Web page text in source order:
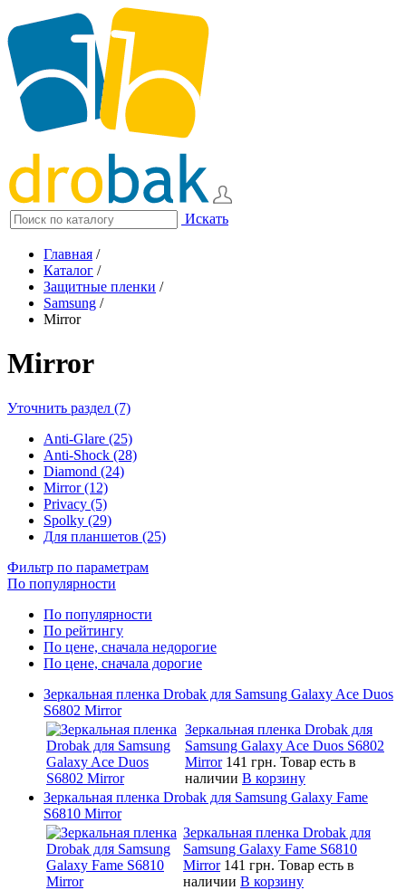
Искать
Главная /
Каталог /
Защитные пленки /
Samsung /
Mirror
Mirror
Уточнить раздел (7)
Anti-Glare (25)
Anti-Shock (28)
Diamond (24)
Mirror (12)
Privacy (5)
Spolky (29)
Для планшетов (25)
Фильтр по параметрам
По популярности
По популярности
По рейтингу
По цене, сначала недорогие
По цене, сначала дорогие
Зеркальная пленка Drobak для Samsung Galaxy Ace Duos
S6802 Mirror
Зеркальная пленка Drobak для
Samsung Galaxy Ace Duos S6802
Mirror 141 грн. Товар есть в
наличии В корзину
Зеркальная пленка Drobak для Samsung Galaxy Fame
S6810 Mirror
Зеркальная пленка Drobak для
Samsung Galaxy Fame S6810
Mirror 141 грн. Товар есть в
наличии В корзину